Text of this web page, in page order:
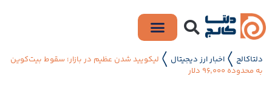
دلتاکالج اخبار ارز دیجیتال
لیکویید شدن عظیم در بازار؛ سقوط بیت‌کوین
به محدوده ۹۶,۰۰۰ دلار